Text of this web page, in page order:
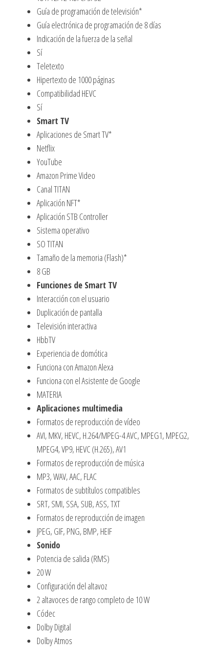
Guía de programación de televisión*
Guía electrónica de programación de 8 días
Indicación de la fuerza de la señal
Sí
Teletexto
Hipertexto de 1000 páginas
Compatibilidad HEVC
Sí
Smart TV
Aplicaciones de Smart TV*
Netflix
YouTube
Amazon Prime Video
Canal TITAN
Aplicación NFT*
Aplicación STB Controller
Sistema operativo
SO TITAN
Tamaño de la memoria (Flash)*
8 GB
Funciones de Smart TV
Interacción con el usuario
Duplicación de pantalla
Televisión interactiva
HbbTV
Experiencia de domótica
Funciona con Amazon Alexa
Funciona con el Asistente de Google
MATERIA
Aplicaciones multimedia
Formatos de reproducción de vídeo
AVI, MKV, HEVC, H.264/MPEG-4 AVC, MPEG1, MPEG2,
MPEG4, VP9, HEVC (H.265), AV1
Formatos de reproducción de música
MP3, WAV, AAC, FLAC
Formatos de subtítulos compatibles
SRT, SMI, SSA, SUB, ASS, TXT
Formatos de reproducción de imagen
JPEG, GIF, PNG, BMP, HEIF
Sonido
Potencia de salida (RMS)
20 W
Configuración del altavoz
2 altavoces de rango completo de 10 W
Códec
Dolby Digital
Dolby Atmos